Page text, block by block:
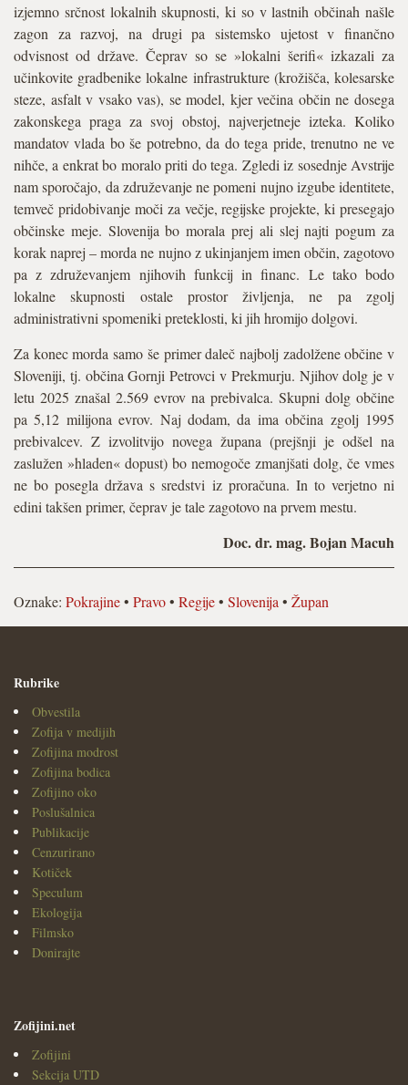
izjemno srčnost lokalnih skupnosti, ki so v lastnih občinah našle
zagon za razvoj, na drugi pa sistemsko ujetost v finančno
odvisnost od države. Čeprav so se »lokalni šerifi« izkazali za
učinkovite gradbenike lokalne infrastrukture (krožišča, kolesarske
steze, asfalt v vsako vas), se model, kjer večina občin ne dosega
zakonskega praga za svoj obstoj, najverjetneje izteka. Koliko
mandatov vlada bo še potrebno, da do tega pride, trenutno ne ve
nihče, a enkrat bo moralo priti do tega. Zgledi iz sosednje Avstrije
nam sporočajo, da združevanje ne pomeni nujno izgube identitete,
temveč pridobivanje moči za večje, regijske projekte, ki presegajo
občinske meje. Slovenija bo morala prej ali slej najti pogum za
korak naprej – morda ne nujno z ukinjanjem imen občin, zagotovo
pa z združevanjem njihovih funkcij in financ. Le tako bodo
lokalne skupnosti ostale prostor življenja, ne pa zgolj
administrativni spomeniki preteklosti, ki jih hromijo dolgovi.
Za konec morda samo še primer daleč najbolj zadolžene občine v
Sloveniji, tj. občina Gornji Petrovci v Prekmurju. Njihov dolg je v
letu 2025 znašal 2.569 evrov na prebivalca. Skupni dolg občine
pa 5,12 milijona evrov. Naj dodam, da ima občina zgolj 1995
prebivalcev. Z izvolitvijo novega župana (prejšnji je odšel na
zaslužen »hladen« dopust) bo nemogoče zmanjšati dolg, če vmes
ne bo posegla država s sredstvi iz proračuna. In to verjetno ni
edini takšen primer, čeprav je tale zagotovo na prvem mestu.
Doc. dr. mag. Bojan Macuh
Oznake: Pokrajine• Pravo• Regije• Slovenija • Župan
Rubrike
Obvestila
Zofija v medijih
Zofijina modrost
Zofijina bodica
Zofijino oko
Poslušalnica
Publikacije
Cenzurirano
Kotiček
Speculum
Ekologija
Filmsko
Donirajte
Zofijini.net
Zofijini
Sekcija UTD